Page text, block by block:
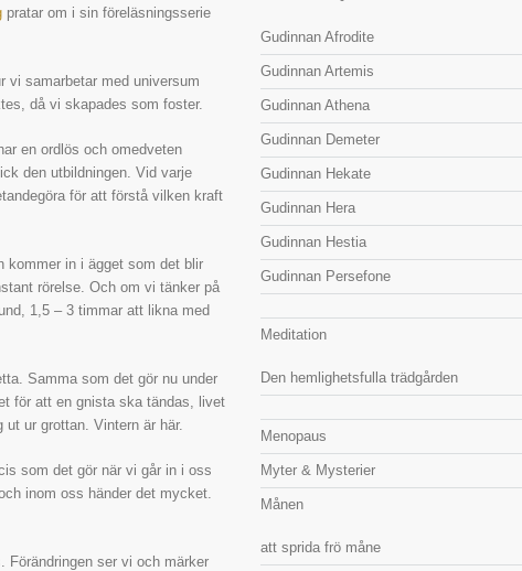
pratar om i sin föreläsningsserie
vi samarbetar med universum
då vi skapades som foster.
en ordlös och omedveten
den utbildningen. Vid varje
för att förstå vilken kraft
kommer in i ägget som det blir
rörelse. Och om vi tänker på
1,5 – 3 timmar att likna med
Samma som det gör nu under
för att en gnista ska tändas, livet
ur grottan. Vintern är här.
som det gör när vi går in i oss
inom oss händer det mycket.
Förändringen ser vi och märker
Gudinnan Afrodite
Gudinnan Artemis
Gudinnan Athena
Gudinnan Demeter
Gudinnan Hekate
Gudinnan Hera
Gudinnan Hestia
Gudinnan Persefone
Meditation
Den hemlighetsfulla trädgården
Menopaus
Myter & Mysterier
Månen
att sprida frö måne